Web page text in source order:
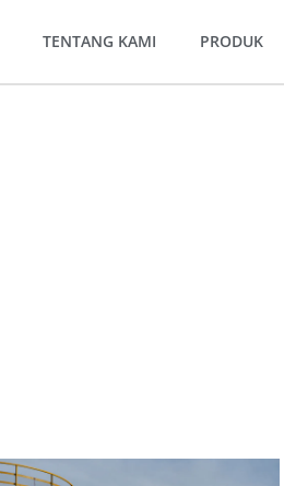
TENTANG KAMI PRODUK